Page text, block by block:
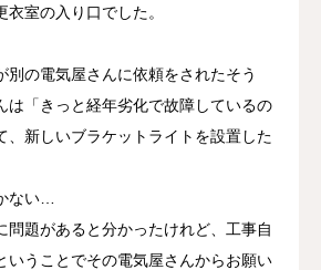
室の入り口でした。
別の電気屋さんに依頼をされたそう
は「きっと経年劣化で故障しているの
、新しいブラケットライトを設置した
ない…
問題があると分かったけれど、工事自
いうことでその電気屋さんからお願い